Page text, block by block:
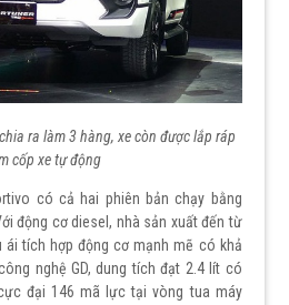
ra làm 3 hàng, xe còn được lắp ráp
cốp xe tự động
có cả hai phiên bản chạy bằng
động cơ diesel, nhà sản xuất đến từ
tích hợp động cơ mạnh mẽ có khả
nghệ GD, dung tích đạt 2.4 lít có
đại 146 mã lực tại vòng tua máy